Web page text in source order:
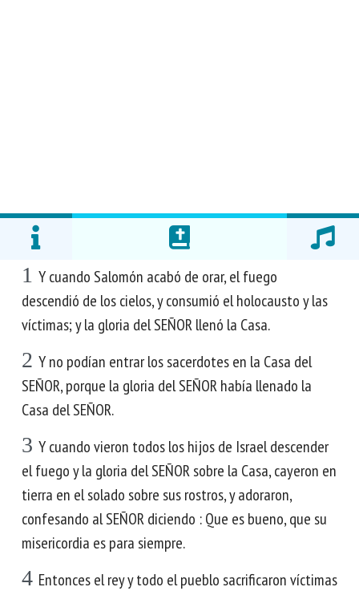
1 Y cuando Salomón acabó de orar, el fuego
descendió de los cielos, y consumió el holocausto y las
víctimas; y la gloria del SEÑOR llenó la Casa.
2 Y no podían entrar los sacerdotes en la Casa del
SEÑOR, porque la gloria del SEÑOR había llenado la
Casa del SEÑOR.
3 Y cuando vieron todos los hijos de Israel descender
el fuego y la gloria del SEÑOR sobre la Casa, cayeron en
tierra en el solado sobre sus rostros, y adoraron,
confesando al SEÑOR diciendo : Que es bueno, que su
misericordia es para siempre.
4 Entonces el rey y todo el pueblo sacrificaron víctimas